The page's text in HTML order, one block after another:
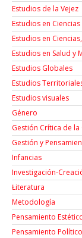
Estudios de la Vejez
Estudios en Ciencias
Estudios en
Estudios en Salud y
Estudios Globales
Estudios
Estudios visuales
Género
Gestión Crítica de la
Gestión y
Infancias
Investigación-
Łiteratura
Metodología
Pensamiento
Pensamiento Político